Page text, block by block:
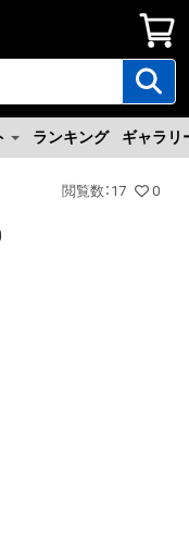
ランキング ギャラリ
閲覧数 ： 17 0